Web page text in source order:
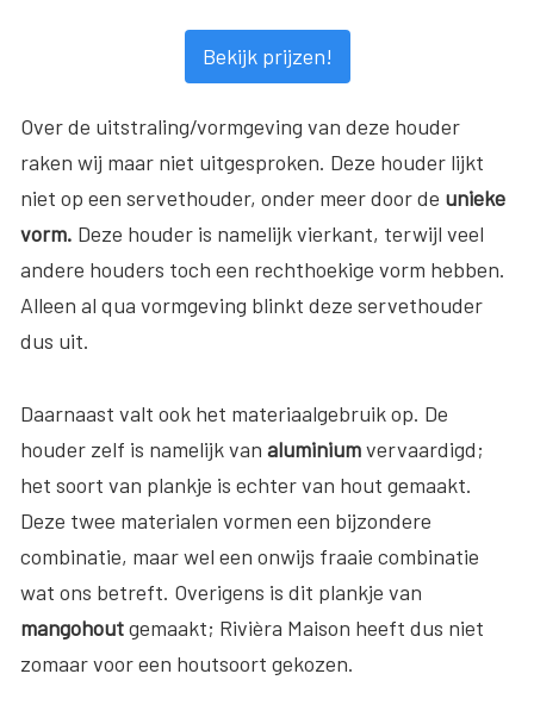
Bekijk prijzen!
Over de uitstraling/vormgeving van deze houder
raken wij maar niet uitgesproken. Deze houder lijkt
niet op een servethouder, onder meer door de unieke
vorm. Deze houder is namelijk vierkant, terwijl veel
andere houders toch een rechthoekige vorm hebben.
Alleen al qua vormgeving blinkt deze servethouder
dus uit.
Daarnaast valt ook het materiaalgebruik op. De
houder zelf is namelijk van aluminiumvervaardigd;
het soort van plankje is echter van hout gemaakt.
Deze twee materialen vormen een bijzondere
combinatie, maar wel een onwijs fraaie combinatie
wat ons betreft. Overigens is dit plankje van
mangohoutgemaakt; Rivièra Maison heeft dus niet
zomaar voor een houtsoort gekozen.